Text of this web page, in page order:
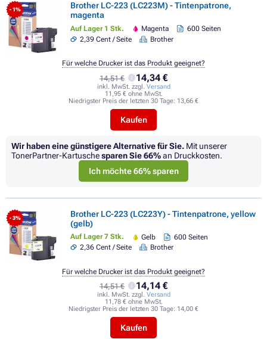
- 1%
Brother LC-223 (LC223M) - Tintenpatrone,
magenta
Auf Lager 1 Stk. Magenta
600 Seiten
2,39 Cent / Seite
Brother
14,51 € 14,34 €
inkl. MwSt. zzgl. Versand
11,95 € ohne MwSt.
Niedrigster Preis der letzten 30 Tage: 13,66 €
Kaufen
Für welche Drucker ist das Produkt geeignet?
Wir haben eine günstigere Alternative für Sie. Mit unserer
TonerPartner-Kartuschesparen Sie66%an Druckkosten.
Ich möchte 66% sparen
- 3%
Brother LC-223 (LC223Y) - Tintenpatrone, yellow
(gelb)
Auf Lager 7 Stk. Gelb
600 Seiten
2,36 Cent / Seite
Brother
14,51 € 14,14 €
inkl. MwSt. zzgl. Versand
11,78 € ohne MwSt.
Niedrigster Preis der letzten 30 Tage: 14,00 €
Kaufen
Für welche Drucker ist das Produkt geeignet?